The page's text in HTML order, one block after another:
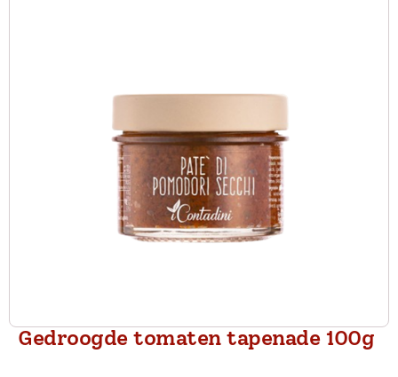
Gedroogde tomaten tapenade 100g